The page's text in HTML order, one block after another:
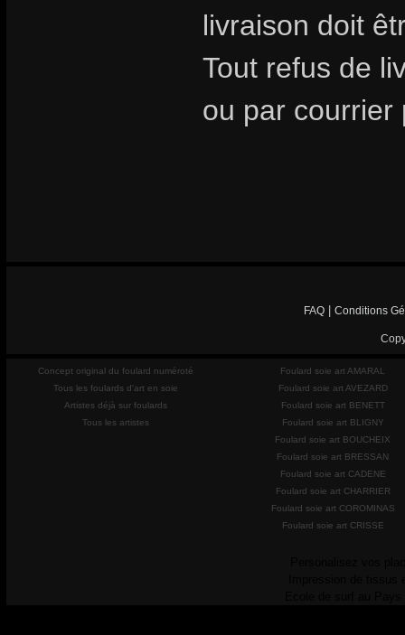
livraison doit
Tout refus de
ou par courrier
FAQ Conditions
Concept original du foulard numéroté
Tous les foulards d'art en soie
Artistes déjà sur foulards
Tous les artistes
Foulard soie art AMARAL
Foulard soie art AVEZARD
Foulard soie art BENETT
Foulard soie art BLIGNY
Foulard soie art BOUCHEIX
Foulard soie art BRESSAN
Foulard soie art CADENE
Foulard soie art CHARRIER
Foulard soie art COROMINAS
Foulard soie art CRISSE